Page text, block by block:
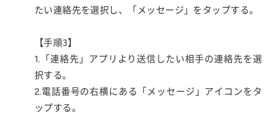
たい連絡先を選択し、「メッセージ」をタップする。
【手順3】
1.「連絡先」アプリより送信したい相手の連絡先を選
択する。
2.電話番号の右横にある「メッセージ」アイコンをタ
ップする。